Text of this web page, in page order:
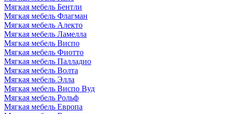
Мягкая мебель Бентли
Мягкая мебель Флагман
Мягкая мебель Алекто
Мягкая мебель Ламелла
Мягкая мебель Виспо
Мягкая мебель Фиотто
Мягкая мебель Палладио
Мягкая мебель Волта
Мягкая мебель Элла
Мягкая мебель Виспо Вуд
Мягкая мебель Рольф
Мягкая мебель Европа